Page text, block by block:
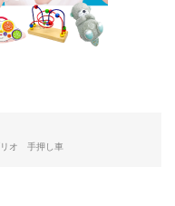
リオ 手押し車